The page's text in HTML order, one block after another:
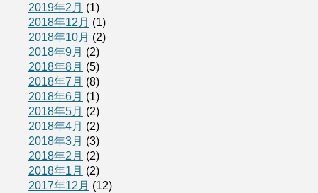
2019年2月 (1)
2018年12月 (1)
2018年10月 (2)
2018年9月 (2)
2018年8月 (5)
2018年7月 (8)
2018年6月 (1)
2018年5月 (2)
2018年4月 (2)
2018年3月 (3)
2018年2月 (2)
2018年1月 (2)
2017年12月 (12)